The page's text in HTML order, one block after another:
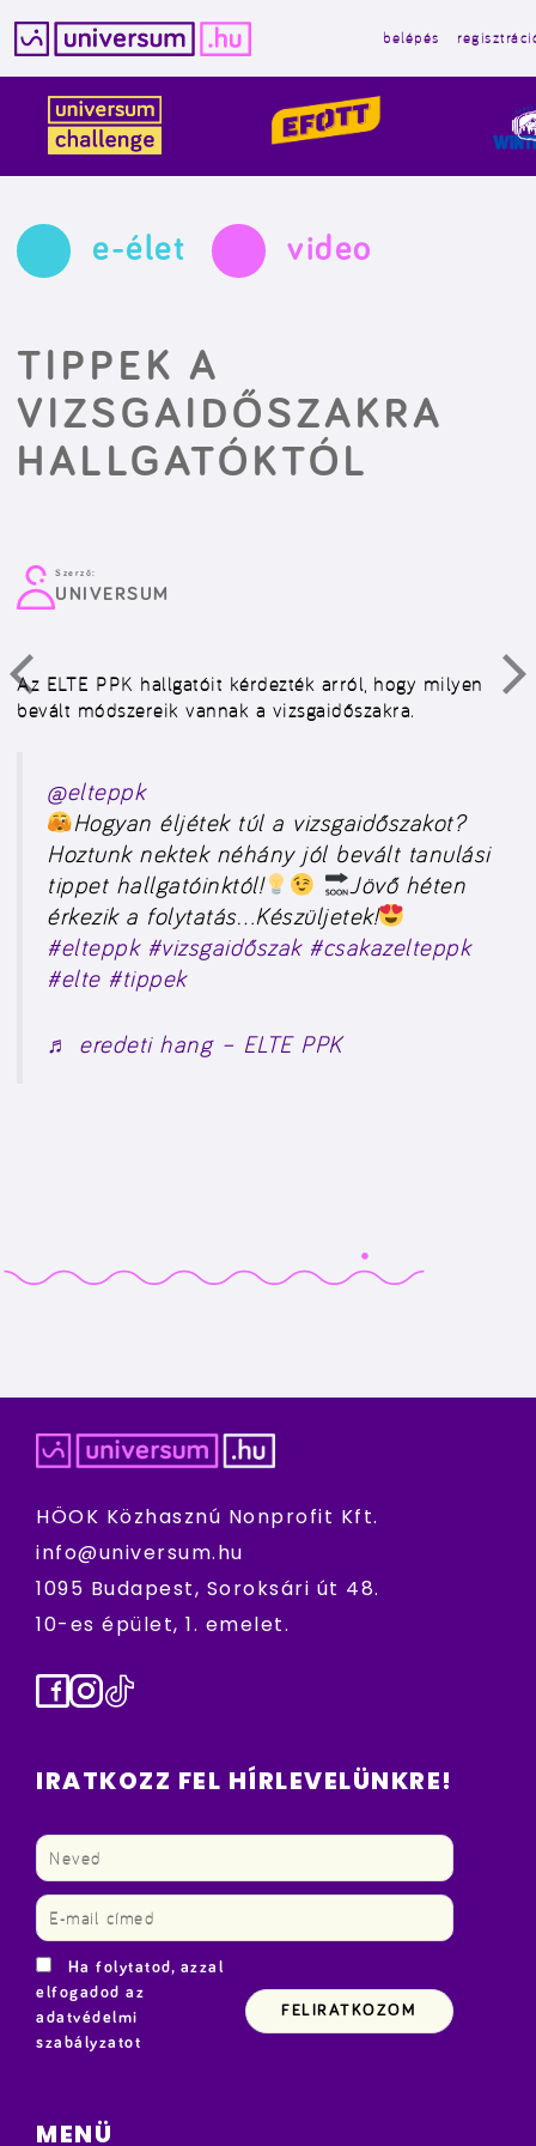
tartalomba
belépés
e-élet video
TIPPEK A
VIZSGAIDŐSZAKRA
HALLGATÓKTÓL
Szerző:
UNIVERSUM
Az ELTE PPK hallgatóit kérdezték arról, hogy milyen
bevált módszereik vannak a vizsgaidőszakra.
@elteppk
Hogyan éljétek túl a vizsgaidőszakot?
Hoztunk nektek néhány jól bevált tanulási
tippet hallgatóinktól!
Jövő héten
érkezik a folytatás…Készüljetek!
#elteppk #vizsgaidőszak #csakazelteppk
#elte #tippek
♬ eredeti hang – ELTE PPK
HÖOK Közhasznú Nonprofit Kft.
info@universum.hu
1095 Budapest, Soroksári út 48.
10-es épület, 1. emelet.
Facebook
Instagram
TikTok
IRATKOZZ FEL HÍRLEVELÜNKRE!
Ha folytatod, azzal
elfogadod az
adatvédelmi
szabályzatot
MENÜ